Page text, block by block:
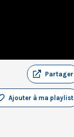
Partager
Ajouter à ma playlist